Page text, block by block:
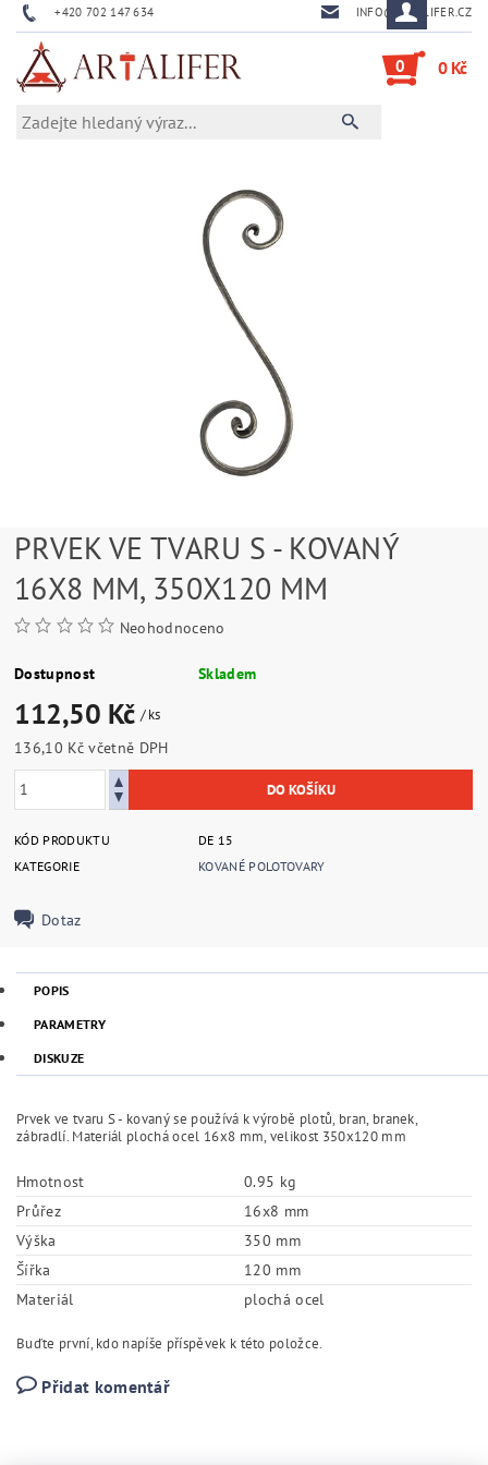
+420 702 147 634 INFO@ARTALIFER.CZ
0 0 Kč
PRVEK VE TVARU S - KOVANÝ
16X8 MM, 350X120 MM
Neohodnoceno
Dostupnost Skladem
112,50 Kč/ ks
136,10 Kč včetně DPH
KÓD PRODUKTU
DE 15
KATEGORIE
KOVANÉ POLOTOVARY
Dotaz
POPIS
PARAMETRY
DISKUZE
Prvek ve tvaru S - kovaný se používá k výrobě plotů, bran, branek,
zábradlí. Materiál plochá ocel 16x8 mm, velikost 350x120 mm
Hmotnost
0.95 kg
Průřez
16x8 mm
Výška
350 mm
Šířka
120 mm
Materiál
plochá ocel
Buďte první, kdo napíše příspěvek k této položce.
Přidat komentář